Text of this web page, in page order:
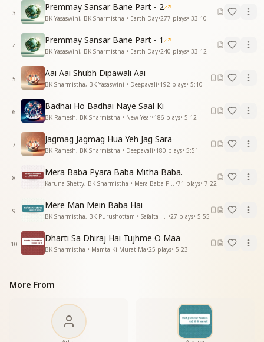
शीतल चित चांदनी सी
पेरी अंगत वाणी
तू लक्ष्मी शक्ति दायिनी
तू महा वर दानी
तेरी दृष्टी है निराली
मां तू कितनी भोली भाली
परमार्थी पुरुषार्थि
मां तू महा शक्तिशाली
ऐसी थी प्रकाशमनी प्यारी दादी
ओ ऐसी थी प्रकाशमनी प्यारी दादी
सूरत में जिनके प्रभु का नूर
वाणी में झरता मधुर मधुर
प्यार दे सबको ओ करूणामय
ऐसी थी प्रकाशमनी प्यारी दादी
ओ ऐसी थी प्रकाशमणि प्यारी दादी
ऐसी थी प्रकाशमनी प्यारी दादी"
3
Premmay Sansar Bane Part - 2
BK Yasaswini, BK Sharmistha • Earth Day•277 plays• 33:10
4
Premmay Sansar Bane Part - 1
BK Yasaswini, BK Sharmistha • Earth Day•240 plays• 33:12
5
Aai Aai Shubh Dipawali Aai
BK Sharmistha, BK Yasaswini • Deepavali•192 plays• 5:10
6
Badhai Ho Badhai Naye Saal Ki
BK Ramesh, BK Sharmistha • New Year•186 plays• 5:12
7
Jagmag Jagmag Hua Yeh Jag Sara
BK Ramesh, BK Sharmistha • Deepavali•180 plays• 5:51
8
Mera Baba Pyara Baba Mitha Baba.
•71 plays• 7:22
9
Mere Man Mein Baba Hai
•27 plays• 5:55
10
Dharti Sa Dhiraj Hai Tujhme O Maa
BK Sharmistha • Mamta Ki Murat Ma•25 plays• 5:23
More From